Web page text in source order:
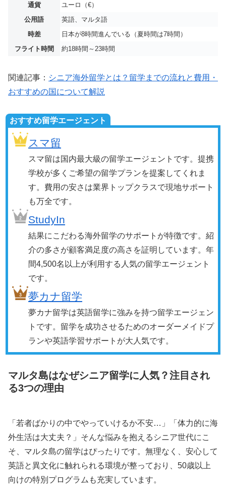
通貨
ユーロ（€）
公用語
英語、マルタ語
時差
日本が8時間進んでいる（夏時間は7時間）
フライト時間
約18時間～23時間
関連記事： シニア海外留学とは？留学までの流れと費用・
おすすめの国について解説
おすすめ留学エージェント
スマ留
スマ留は国内最大級の留学エージェントです。提携
学校が多くご希望の留学プランを提案してくれま
す。費用の安さは業界トップクラスで現地サポート
も万全です。
StudyIn
結果にこだわる海外留学のサポートが特徴です。紹
介の多さが顧客満足度の高さを証明しています。年
間4,500名以上が利用する人気の留学エージェント
です。
夢カナ留学
夢カナ留学は英語留学に強みを持つ留学エージェン
トです。留学を成功させるためのオーダーメイドプ
ランや英語学習サポートが大人気です。
マルタ島はなぜシニア留学に人気？注目され
る3つの理由
「若者ばかりの中でやっていけるか不安…」「体力的に海
外生活は大丈夫？」そんな悩みを抱えるシニア世代にこ
そ、マルタ島の留学はぴったりです。無理なく、安心して
英語と異文化に触れられる環境が整っており、50歳以上
向けの特別プログラムも充実しています。